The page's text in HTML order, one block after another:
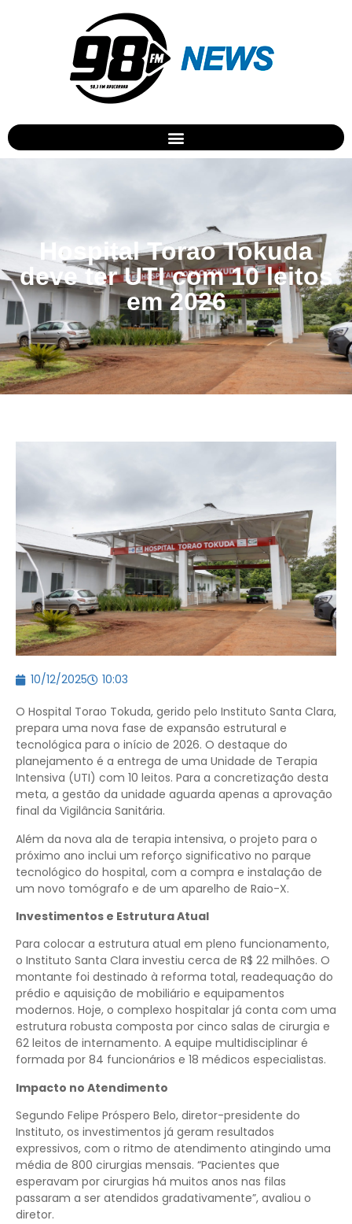
Hospital Torao Tokuda
deve ter UTI com 10 leitos
em 2026
10/12/2025 10:03
O Hospital Torao Tokuda, gerido pelo Instituto Santa Clara,
prepara uma nova fase de expansão estrutural e
tecnológica para o início de 2026. O destaque do
planejamento é a entrega de uma Unidade de Terapia
Intensiva (UTI) com 10 leitos. Para a concretização desta
meta, a gestão da unidade aguarda apenas a aprovação
final da Vigilância Sanitária.
Além da nova ala de terapia intensiva, o projeto para o
próximo ano inclui um reforço significativo no parque
tecnológico do hospital, com a compra e instalação de
um novo tomógrafo e de um aparelho de Raio-X.
Investimentos e Estrutura Atual
Para colocar a estrutura atual em pleno funcionamento,
o Instituto Santa Clara investiu cerca de R$ 22 milhões. O
montante foi destinado à reforma total, readequação do
prédio e aquisição de mobiliário e equipamentos
modernos. Hoje, o complexo hospitalar já conta com uma
estrutura robusta composta por cinco salas de cirurgia e
62 leitos de internamento. A equipe multidisciplinar é
formada por 84 funcionários e 18 médicos especialistas.
Impacto no Atendimento
Segundo Felipe Próspero Belo, diretor-presidente do
Instituto, os investimentos já geram resultados
expressivos, com o ritmo de atendimento atingindo uma
média de 800 cirurgias mensais. “Pacientes que
esperavam por cirurgias há muitos anos nas filas
passaram a ser atendidos gradativamente”, avaliou o
diretor.